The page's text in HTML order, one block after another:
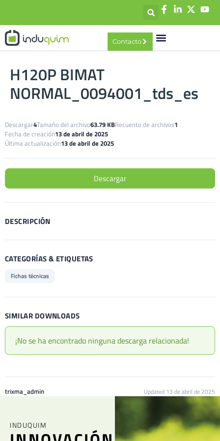
Contacto
H120P BIMAT
NORMAL_0094001_tds_es
Descargar4Tamaño del archivo63.79 KBRecuento de archivos1
Fecha de creación13 de abril de 2025
Última actualización13 de abril de 2025
Descargar
DESCRIPCIÓN
CATEGORÍAS & ETIQUETAS
Fichas técnicas
SIMILAR DOWNLOADS
¡No se ha encontrado ninguna descarga relacionada!
trixma_admin Updated 13 de abril de 2025
INDUQUIM